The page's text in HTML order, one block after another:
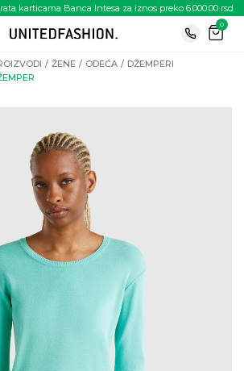
karticama Banca Intesa za iznos preko 6.000.00 rsd
0
ŽENE ODEĆA
DŽEMPERI